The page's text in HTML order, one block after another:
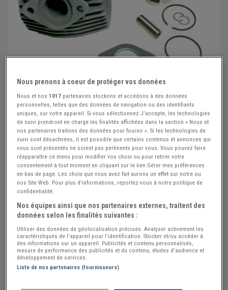
Réf : A709006 Actualisée le : 14/07/2026
Cylindre piston à bride Peugeot 103
43 €
Nous prenons à coeur de protéger vos données
Nous et nos1017 partenaires stockons et accédons à des données
personnelles, telles que des données de navigation ou des identifiants
uniques, sur votre appareil. Si vous sélectionnez J'accepte, les technologies
de suivi prendront en charge les finalités affichées dans la section « Nous et
nos partenaires traitons des données pour fournir ». Si les technologies de
suivi sont désactivées, il est possible que certains contenus et annonces qui
vous sont présentés ne soient pas pertinents pour vous. Vous pouvez faire
réapparaître ce menu pour modifier vos choix ou pour retirer votre
consentement à tout moment en cliquant sur le lien Gérer mes préférences
en bas de page. Les choix que vous avez fait aurons un effet sur notre ou
nos Site Web. Pour plus d’informations, reportez-vous à notre politique de
confidentialité.
Nos équipes ainsi que nos partenaires externes, traitent des
données selon les finalités suivantes :
Utiliser des données de géolocalisation précises. Analyser activement les
caractéristiques de l’appareil pour l’identification. Stocker et/ou accéder à
des informations sur un appareil. Publicités et contenu personnalisés,
mesure de performance des publicités et du contenu, études d’audience et
développement de services.
Liste de nos partenaires (fournisseurs)